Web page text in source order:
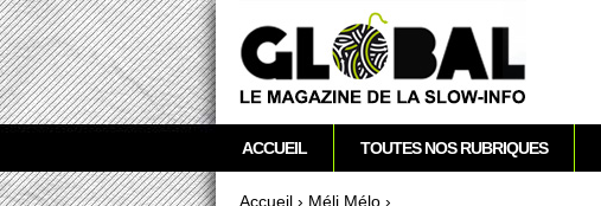
TwitterRSS Newsletter
Accueil › Méli Mélo ›
M
e
n
ACCUEIL TOUTES NOS RUBRIQUES